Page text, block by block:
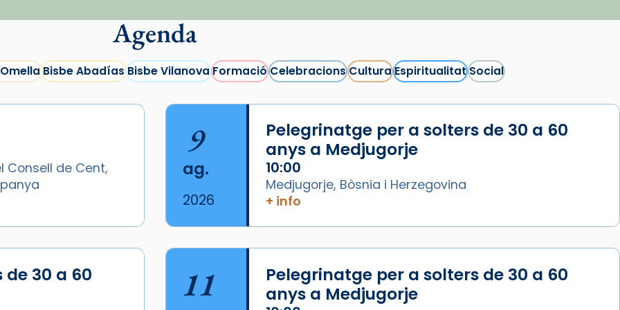
Agenda
Bisbe AbadíasBisbe VilanovaFormacióCelebracionsCulturaEspiritualitatSocial
Consell de Cent,
9
ag.
2026
Pelegrinatge per a solters de 30 a 60
anys a Medjugorje
10:00
Medjugorje, Bòsnia i Herzegovina
+ info
30 a 60
11
Pelegrinatge per a solters de 30 a 60
anys a Medjugorje